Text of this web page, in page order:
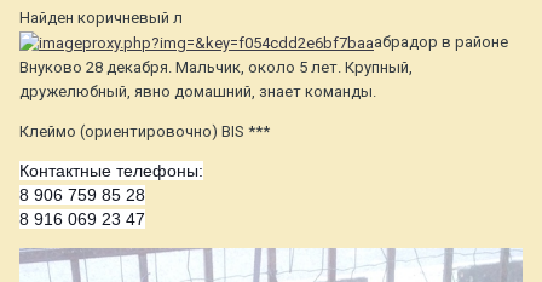
Найден коричневый л
абрадор в районе
Внуково 28 декабря. Мальчик, около 5 лет. Крупный,
дружелюбный, явно домашний, знает команды.
Клеймо (ориентировочно) BIS ***
Контактные телефоны:
8 906 759 85 28
8 916 069 23 47